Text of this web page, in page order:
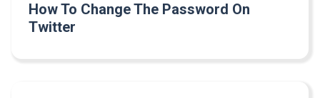
How To Change The Password On
Twitter